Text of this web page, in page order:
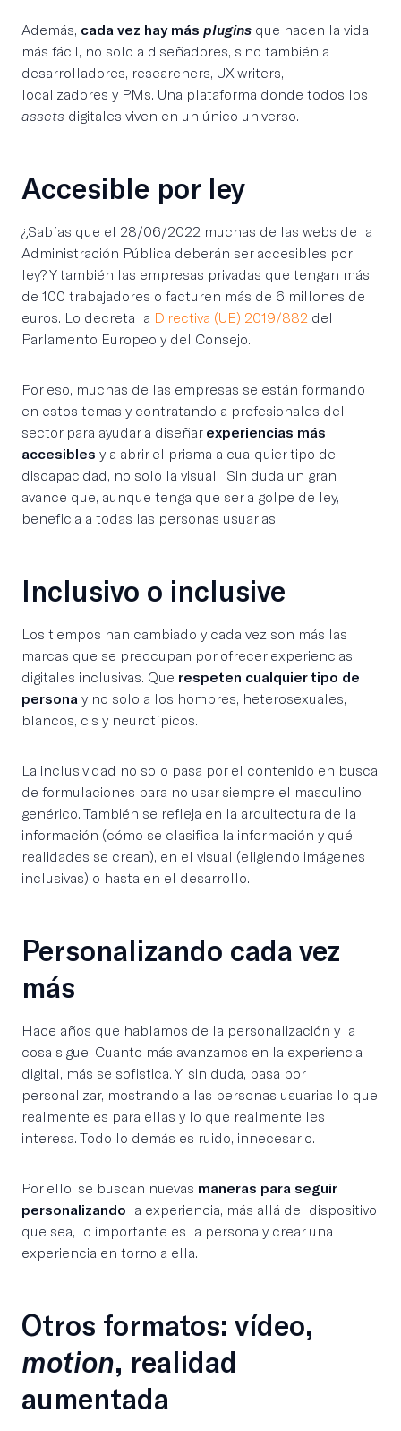
Además, cada vez hay más plugins que hacen la vida
más fácil, no solo a diseñadores, sino también a
desarrolladores, researchers, UX writers,
localizadores y PMs. Una plataforma donde todos los
assets digitales viven en un único universo.
Accesible por ley
¿Sabías que el 28/06/2022 muchas de las webs de la
Administración Pública deberán ser accesibles por
ley? Y también las empresas privadas que tengan más
de 100 trabajadores o facturen más de 6 millones de
euros. Lo decreta la Directiva (UE) 2019/882 del
Parlamento Europeo y del Consejo.
Por eso, muchas de las empresas se están formando
en estos temas y contratando a profesionales del
sector para ayudar a diseñar experiencias más
accesibles y a abrir el prisma a cualquier tipo de
discapacidad, no solo la visual. Sin duda un gran
avance que, aunque tenga que ser a golpe de ley,
beneficia a todas las personas usuarias.
Inclusivo o inclusive
Los tiempos han cambiado y cada vez son más las
marcas que se preocupan por ofrecer experiencias
digitales inclusivas. Que respeten cualquier tipo de
persona y no solo a los hombres, heterosexuales,
blancos, cis y neurotípicos.
La inclusividad no solo pasa por el contenido en busca
de formulaciones para no usar siempre el masculino
genérico. También se refleja en la arquitectura de la
información (cómo se clasifica la información y qué
realidades se crean), en el visual (eligiendo imágenes
inclusivas) o hasta en el desarrollo.
Personalizando cada vez
más
Hace años que hablamos de la personalización y la
cosa sigue. Cuanto más avanzamos en la experiencia
digital, más se sofistica. Y, sin duda, pasa por
personalizar, mostrando a las personas usuarias lo que
realmente es para ellas y lo que realmente les
interesa. Todo lo demás es ruido, innecesario.
Por ello, se buscan nuevas maneras para seguir
personalizando la experiencia, más allá del dispositivo
que sea, lo importante es la persona y crear una
experiencia en torno a ella.
Otros formatos: vídeo,
motion, realidad
aumentada